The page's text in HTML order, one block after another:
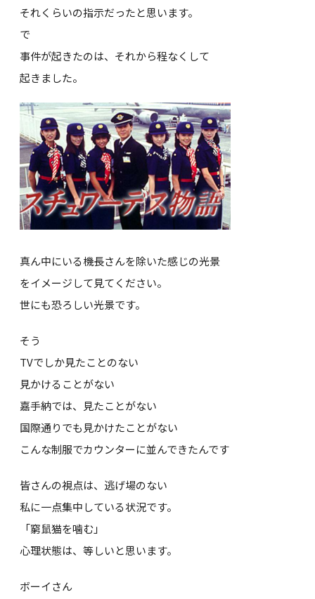
それくらいの指示だったと思います。
で
事件が起きたのは、それから程なくして
起きました。
真ん中にいる機長さんを除いた感じの光景
をイメージして見てください。
世にも恐ろしい光景です。
そう
TVでしか見たことのない
見かけることがない
嘉手納では、見たことがない
国際通りでも見かけたことがない
こんな制服でカウンターに並んできたんです
皆さんの視点は、逃げ場のない
私に一点集中している状況です。
「窮鼠猫を噛む」
心理状態は、等しいと思います。
ボーイさん